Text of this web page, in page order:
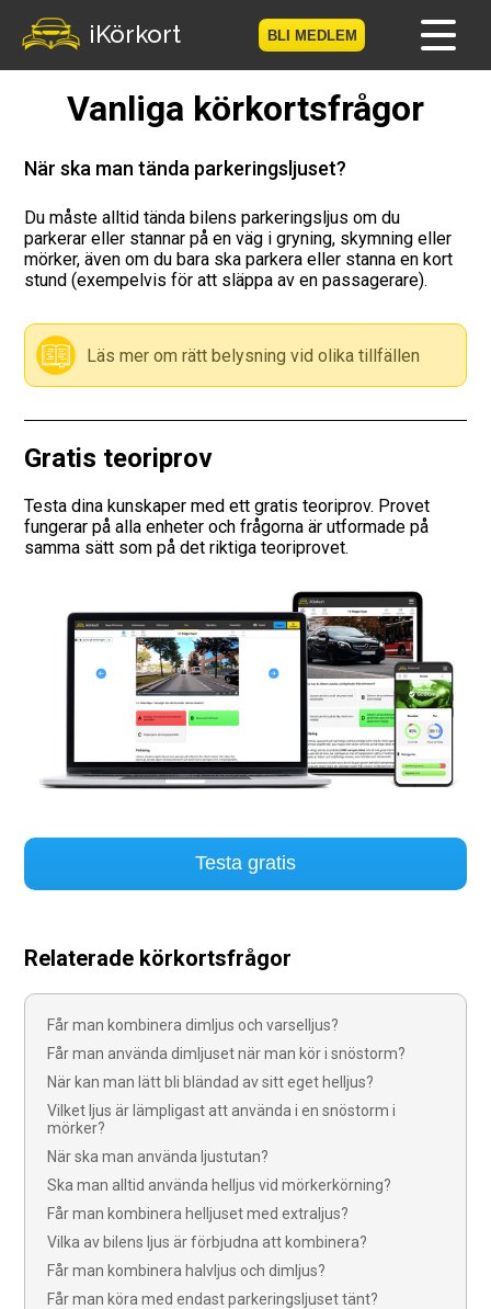
iKörkort BLI MEDLEM
Hem
Bli medlem
Logga in
Prov
Körkortsresan
Körkortsteori
Vägmärken
Hitta trafikskola
Presentkort
Language
Vanliga körkortsfrågor
När ska man tända parkeringsljuset?
Du måste alltid tända bilens parkeringsljus om du
parkerar eller stannar på en väg i gryning, skymning eller
mörker, även om du bara ska parkera eller stanna en kort
stund (exempelvis för att släppa av en passagerare).
Läs mer om rätt belysning vid olika tillfällen
Gratis teoriprov
Testa dina kunskaper med ett gratis teoriprov. Provet
fungerar på alla enheter och frågorna är utformade på
samma sätt som på det riktiga teoriprovet.
Testa gratis
Relaterade körkortsfrågor
Får man kombinera dimljus och varselljus?
Får man använda dimljuset när man kör i snöstorm?
När kan man lätt bli bländad av sitt eget helljus?
Vilket ljus är lämpligast att använda i en snöstorm i
mörker?
När ska man använda ljustutan?
Ska man alltid använda helljus vid mörkerkörning?
Får man kombinera helljuset med extraljus?
Vilka av bilens ljus är förbjudna att kombinera?
Får man kombinera halvljus och dimljus?
Får man köra med endast parkeringsljuset tänt?